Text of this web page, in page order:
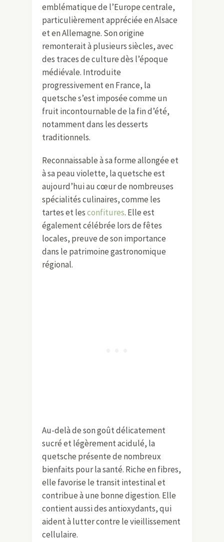
emblématique de l’Europe centrale,
particulièrement appréciée en Alsace
et en Allemagne. Son origine
remonterait à plusieurs siècles, avec
des traces de culture dès l’époque
médiévale. Introduite
progressivement en France, la
quetsche s’est imposée comme un
fruit incontournable de la fin d’été,
notamment dans les desserts
traditionnels.
Reconnaissable à sa forme allongée et
à sa peau violette, la quetsche est
aujourd’hui au cœur de nombreuses
spécialités culinaires, comme les
tartes et lesconfitures. Elle est
également célébrée lors de fêtes
locales, preuve de son importance
dans le patrimoine gastronomique
régional.
Au-delà de son goût délicatement
sucré et légèrement acidulé, la
quetsche présente de nombreux
bienfaits pour la santé. Riche en fibres,
elle favorise le transit intestinal et
contribue à une bonne digestion. Elle
contient aussi des antioxydants, qui
aident à lutter contre le vieillissement
cellulaire.